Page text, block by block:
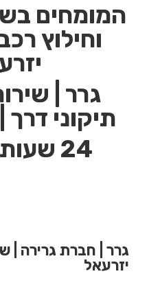
המומחים
וחילוץ
גרר |
תיקוני דרך
24 שעות ביממה!
גרר | חברת גרירה |
יזרעאל